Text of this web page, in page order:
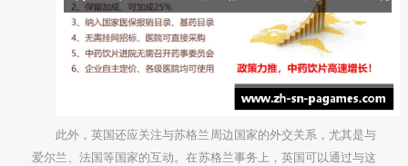
此外，英国还应关注与苏格兰周边国家的外交关系，尤其是与
爱尔兰、法国等国家的互动。在苏格兰事务上，英国可以通过与这